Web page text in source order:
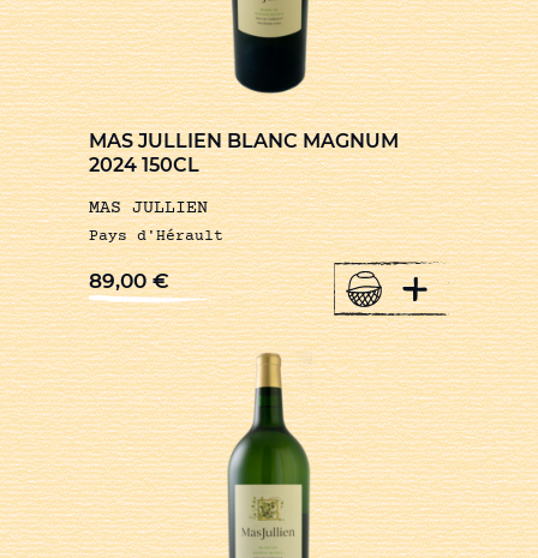
MAS JULLIEN BLANC MAGNUM
2024 150CL
MAS JULLIEN
Pays d'Hérault
89,00€ +